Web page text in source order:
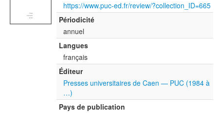
https://www.puc-ed.fr/review/?collection_ID=665
Périodicité
annuel
Langues
français
Éditeur
Presses universitaires de Caen — PUC (1984 à
…)
Pays de publication